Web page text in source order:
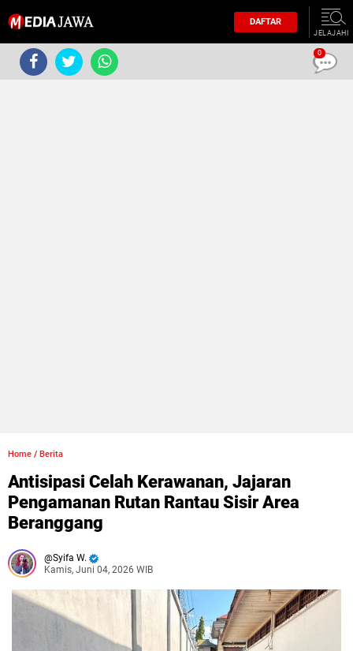
DAFTAR
JELAJAHI
Home / Berita
Antisipasi Celah Kerawanan, Jajaran
Pengamanan Rutan Rantau Sisir Area
Beranggang
Syifa W.
Kamis, Juni 04, 2026 WIB
0